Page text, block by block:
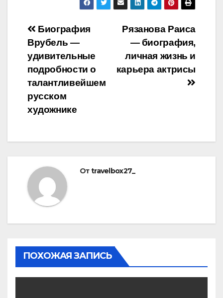
Навигация
по
записям
Рязанова Раиса
— биография,
личная жизнь и
карьера актрисы
Биография
Врубель —
удивительные
подробности о
талантливейшем
русском
художнике
Отtravelbox27_
ПОХОЖАЯ ЗАПИСЬ